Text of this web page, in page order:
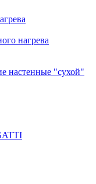
нагрева
настенные "сухой"